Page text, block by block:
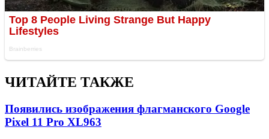
ЧИТАЙТЕ ТАКЖЕ
Появились изображения флагманского Google
Pixel 11 Pro XL963